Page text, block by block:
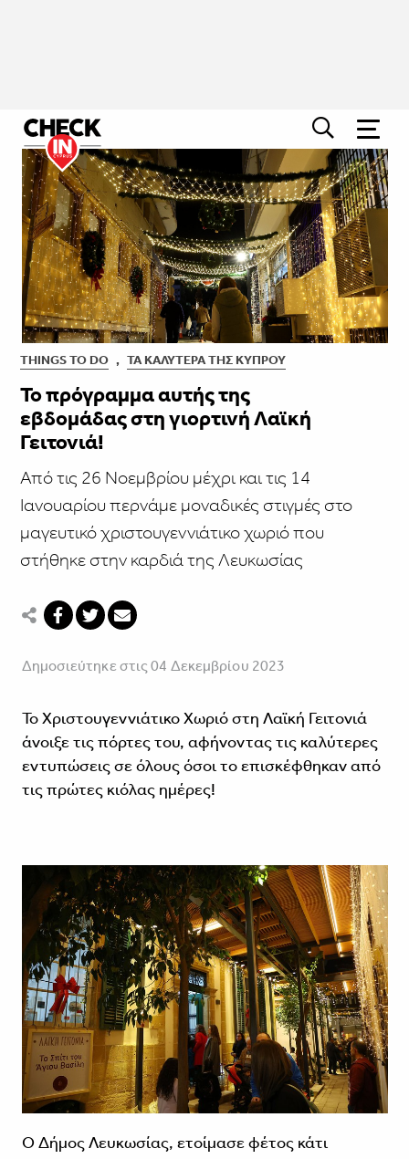
THINGS TO DO , ΤΑ ΚΑΛΎΤΕΡΑ ΤΗΣ ΚΎΠΡΟΥ
Το πρόγραμμα αυτής της
εβδομάδας στη γιορτινή Λαϊκή
Γειτονιά!
Από τις 26 Νοεμβρίου μέχρι και τις 14
Ιανουαρίου περνάμε μοναδικές στιγμές στο
μαγευτικό χριστουγεννιάτικο χωριό που
στήθηκε στην καρδιά της Λευκωσίας
Δημοσιεύτηκε στις 04 Δεκεμβρίου 2023
Το Χριστουγεννιάτικο Χωριό στη Λαϊκή Γειτονιά
άνοιξε τις πόρτες του, αφήνοντας τις καλύτερες
εντυπώσεις σε όλους όσοι το επισκέφθηκαν από
τις πρώτες κιόλας ημέρες!
Ο Δήμος Λευκωσίας, ετοίμασε φέτος κάτι